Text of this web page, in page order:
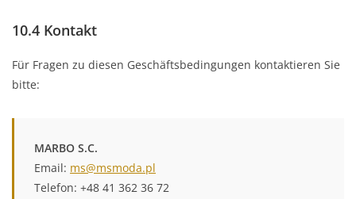
10.4 Kontakt
Für Fragen zu diesen Geschäftsbedingungen kontaktieren Sie
bitte:
MARBO S.C.
Email: ms@msmoda.pl
Telefon: +48 41 362 36 72